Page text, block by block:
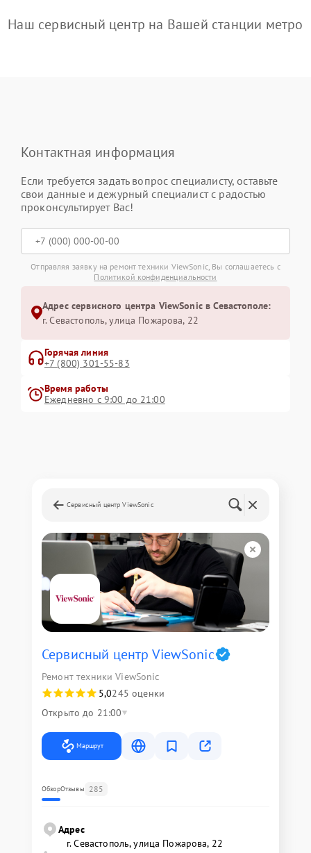
Наш сервисный центр на Вашей станции метро
Контактная информация
Если требуется задать вопрос специалисту, оставьте
свои данные и дежурный специалист с радостью
проконсультирует Вас!
Отправляя заявку на ремонт техники ViewSonic, Вы соглашаетесь с
Политикой конфиденциальности
Адрес сервисного центра ViewSonic в Севастополе:
г. Севастополь, улица Пожарова, 22
Горячая линия
+7 (800) 301-55-83
Время работы
Ежедневно с 9:00 до 21:00
Сервисный центр ViewSonic
Сервисный центр ViewSonic
Ремонт техники ViewSonic
5,0245 оценки
Открыто до 21:00
Маршрут
ОбзорОтзывы 285
Адрес
г. Севастополь, улица Пожарова, 22